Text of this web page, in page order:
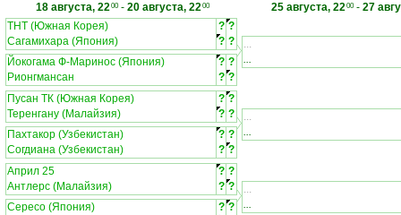
18 августа, 2200- 20 августа, 2200
25 августа, 2200- 27
ТНТ (Южная Корея)
? ?
Сагамихара (Япония)
? ?
Йокогама Ф-Маринос (Япония)
? ?
Рионгмансан
? ?
...
...
Пусан ТК (Южная Корея) ? ?
Теренгану (Малайзия)
? ?
Пахтакор (Узбекистан)
? ?
Согдиана (Узбекистан)
? ?
...
...
Април 25 ? ?
Антлерс (Малайзия)
? ?
Сересо (Япония)
? ?
...
...